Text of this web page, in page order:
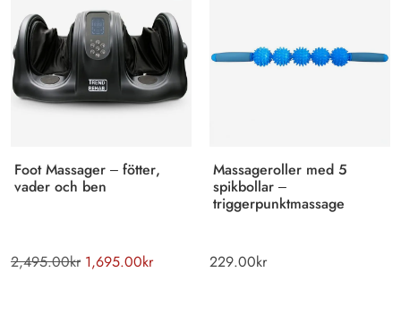
Foot Massager – fötter,
vader och ben
2,495.00kr 1,695.00kr
Massageroller med 5
spikbollar –
triggerpunktmassage
229.00kr